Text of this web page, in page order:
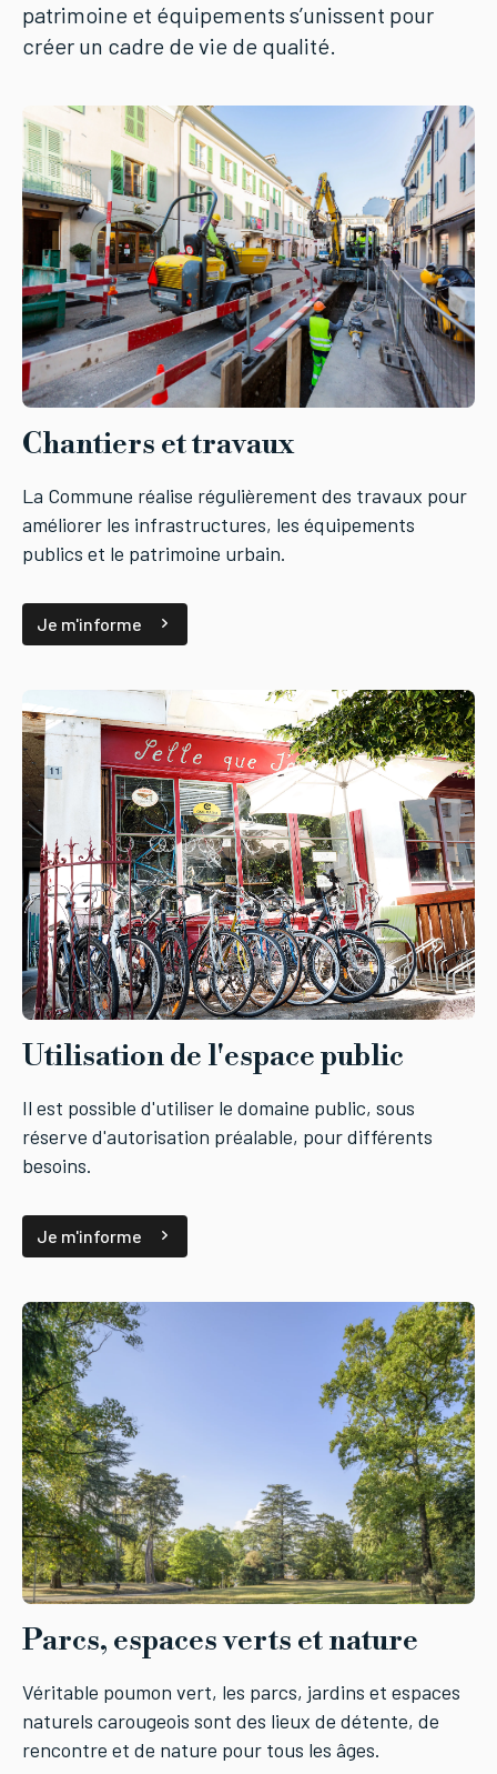
patrimoine et équipements s’unissent pour
créer un cadre de vie de qualité.
Chantiers et travaux
La Commune réalise régulièrement des travaux pour
améliorer les infrastructures, les équipements
publics et le patrimoine urbain.
Je m'informe
Utilisation de l'espace public
Il est possible d'utiliser le domaine public, sous
réserve d'autorisation préalable, pour différents
besoins.
Je m'informe
Parcs, espaces verts et nature
Véritable poumon vert, les parcs, jardins et espaces
naturels carougeois sont des lieux de détente, de
rencontre et de nature pour tous les âges.